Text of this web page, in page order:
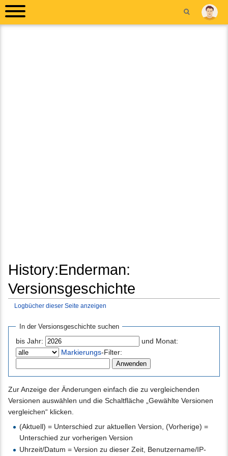
History:Enderman:
Versionsgeschichte
Logbücher dieser Seite anzeigen
In der Versionsgeschichte suchen
bis Jahr:
und Monat:
Markierungs-Filter:
Zur Anzeige der Änderungen einfach die zu vergleichenden
Versionen auswählen und die Schaltfläche „Gewählte Versionen
vergleichen“ klicken.
(Aktuell) = Unterschied zur aktuellen Version, (Vorherige) =
Unterschied zur vorherigen Version
Uhrzeit/Datum = Version zu dieser Zeit, Benutzername/IP-